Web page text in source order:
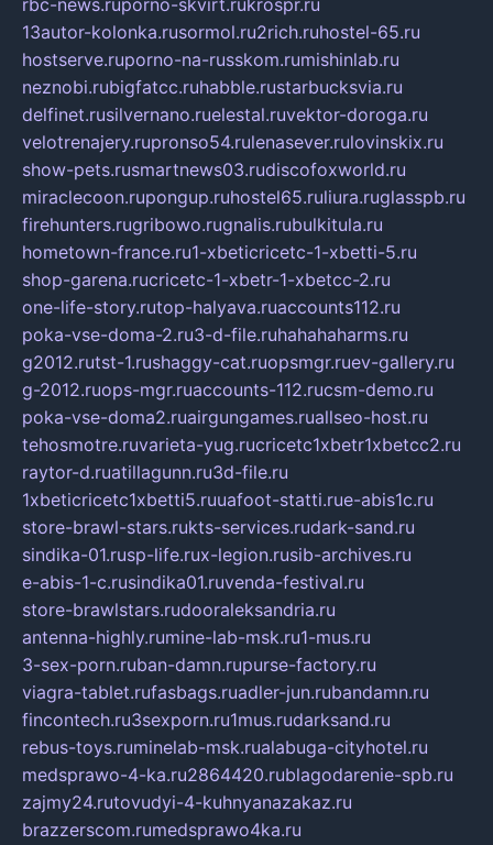
rbc-news.ruporno-skvirt.rukrospr.ru
13autor-kolonka.rusormol.ru2rich.ruhostel-65.ru
hostserve.ruporno-na-russkom.rumishinlab.ru
neznobi.rubigfatcc.ruhabble.rustarbucksvia.ru
delfinet.rusilvernano.ruelestal.ruvektor-doroga.ru
velotrenajery.rupronso54.rulenasever.rulovinskix.ru
show-pets.rusmartnews03.rudiscofoxworld.ru
miraclecoon.rupongup.ruhostel65.ruliura.ruglasspb.ru
firehunters.rugribowo.rugnalis.rubulkitula.ru
hometown-france.ru1-xbeticricetc-1-xbetti-5.ru
shop-garena.rucricetc-1-xbetr-1-xbetcc-2.ru
one-life-story.rutop-halyava.ruaccounts112.ru
poka-vse-doma-2.ru3-d-file.ruhahahaharms.ru
g2012.rutst-1.rushaggy-cat.ruopsmgr.ruev-gallery.ru
g-2012.ruops-mgr.ruaccounts-112.rucsm-demo.ru
poka-vse-doma2.ruairgungames.ruallseo-host.ru
tehosmotre.ruvarieta-yug.rucricetc1xbetr1xbetcc2.ru
raytor-d.ruatillagunn.ru3d-file.ru
1xbeticricetc1xbetti5.ruuafoot-statti.rue-abis1c.ru
store-brawl-stars.rukts-services.rudark-sand.ru
sindika-01.rusp-life.rux-legion.rusib-archives.ru
e-abis-1-c.rusindika01.ruvenda-festival.ru
store-brawlstars.rudooraleksandria.ru
antenna-highly.rumine-lab-msk.ru1-mus.ru
3-sex-porn.ruban-damn.rupurse-factory.ru
viagra-tablet.rufasbags.ruadler-jun.rubandamn.ru
fincontech.ru3sexporn.ru1mus.rudarksand.ru
rebus-toys.ruminelab-msk.rualabuga-cityhotel.ru
medsprawo-4-ka.ru2864420.rublagodarenie-spb.ru
zajmy24.rutovudyi-4-kuhnyanazakaz.ru
brazzerscom.rumedsprawo4ka.ru